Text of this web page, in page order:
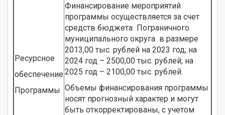
Ресурсное
обеспечение
Программы
Финансирование мероприятий
программы осуществляется за счет
средств бюджета Пограничного
муниципального округа в размере
2013,00 тыс. рублей на 2023 год; на
2024 год – 2500,00 тыс. рублей; на
2025 год – 2100,00 тыс. рублей.
Объемы финансирования программы
носят прогнозный характер и могут
быть откорректированы, с учетом